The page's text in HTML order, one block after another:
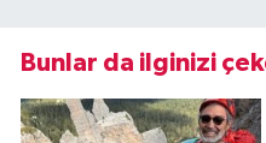
Bunlar da ilginizi